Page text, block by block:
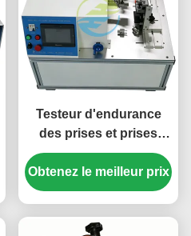
Testeur d'endurance
des prises et prises
rotatives pour l'essai de
la capacité de rupture et
de la durée de vie
Obtenez le meilleur prix